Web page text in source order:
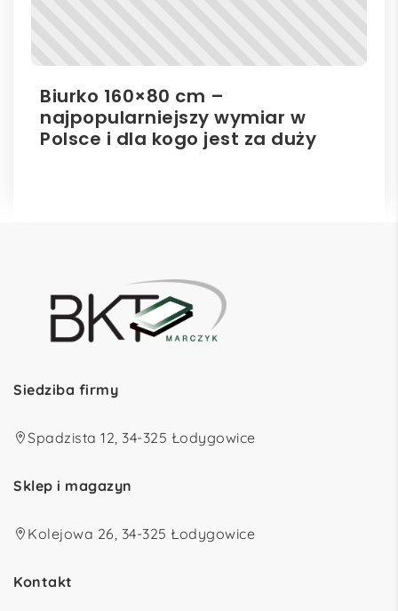
Biurko 160×80 cm –
najpopularniejszy wymiar w
Polsce i dla kogo jest za duży
Siedziba firmy
Spadzista 12, 34-325 Łodygowice
Sklep i magazyn
Kolejowa 26, 34-325 Łodygowice
Kontakt